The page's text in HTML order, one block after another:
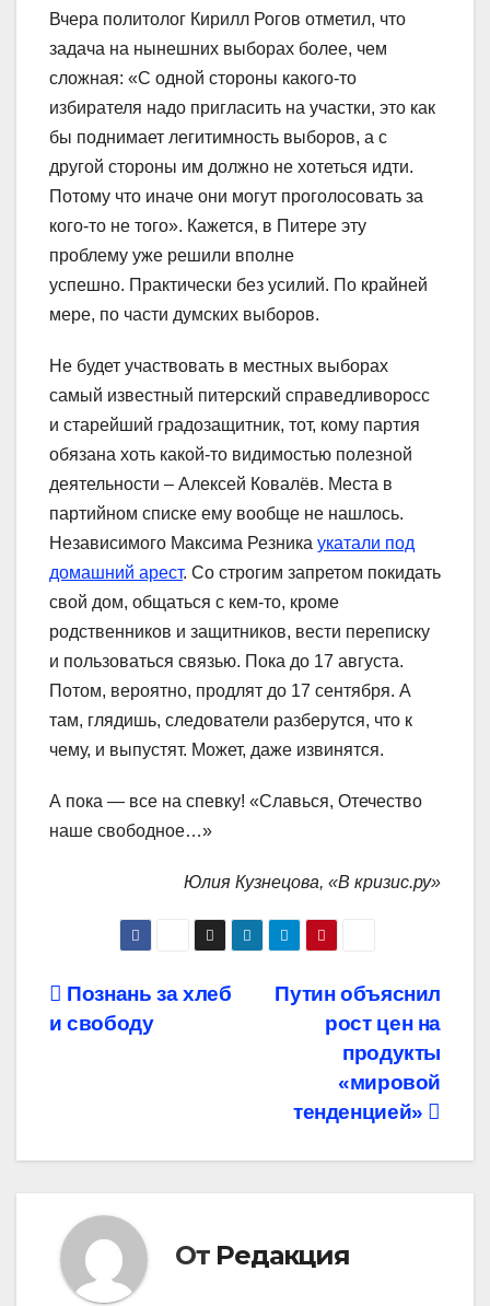
Вчера политолог Кирилл Рогов отметил, что
задача на нынешних выборах более, чем
сложная: «С одной стороны какого-то
избирателя надо пригласить на участки, это как
бы поднимает легитимность выборов, а с
другой стороны им должно не хотеться идти.
Потому что иначе они могут проголосовать за
кого-то не того». Кажется, в Питере эту
проблему уже решили вполне
успешно. Практически без усилий. По крайней
мере, по части думских выборов.
Не будет участвовать в местных выборах
самый известный питерский справедливоросс
и старейший градозащитник, тот, кому партия
обязана хоть какой-то видимостью полезной
деятельности – Алексей Ковалёв. Места в
партийном списке ему вообще не нашлось.
Независимого Максима Резника укатали под
домашний арест. Со строгим запретом покидать
свой дом, общаться с кем-то, кроме
родственников и защитников, вести переписку
и пользоваться связью. Пока до 17 августа.
Потом, вероятно, продлят до 17 сентября. А
там, глядишь, следователи разберутся, что к
чему, и выпустят. Может, даже извинятся.
А пока ― все на спевку! «Славься, Отечество
наше свободное…»
Юлия Кузнецова, «В кризис.ру»
Навигация
Путин объяснил
рост цен на
продукты
«мировой
тенденцией»
Познань за хлеб
и свободу
От Редакция